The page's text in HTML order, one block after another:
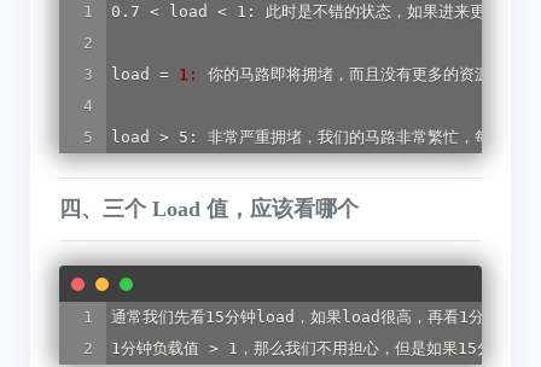
0.7 < load < 1: 此时是不错的状态，如果进来更多的汽
load = 1: 你的马路即将拥堵，而且没有更多的资源额外
load > 5: 非常严重拥堵，我们的马路非常繁忙，每辆车都
四、三个 Load 值，应该看哪个
通常我们先看15分钟load，如果load很高，再看1分钟和5
1分钟负载值 > 1，那么我们不用担心，但是如果15分钟负